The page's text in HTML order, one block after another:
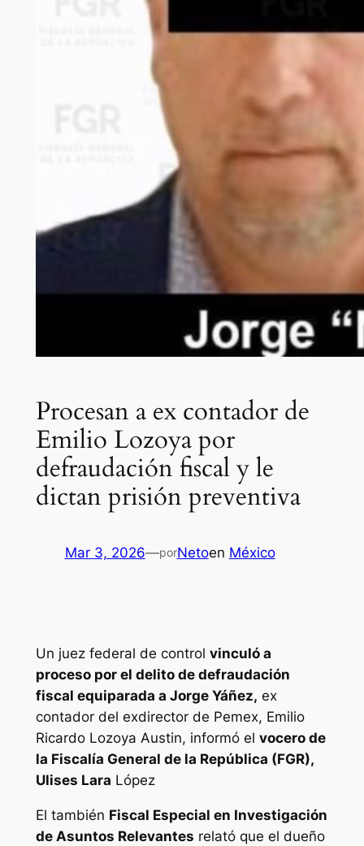
Procesan a ex contador de
Emilio Lozoya por
defraudación fiscal y le
dictan prisión preventiva
Mar 3, 2026—porNetoen México
Un juez federal de control vinculó a
proceso por el delito de defraudación
fiscal equiparada a Jorge Yáñez, ex
contador del exdirector de Pemex, Emilio
Ricardo Lozoya Austin, informó el vocero de
la Fiscalía General de la República (FGR),
Ulises Lara López
El también Fiscal Especial en Investigación
de Asuntos Relevantes relató que el dueño